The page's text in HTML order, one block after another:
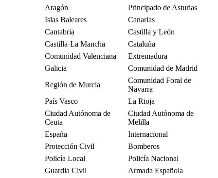
Aragón
Principado de Asturias
Islas Baleares
Canarias
Cantabria
Castilla y León
Castilla-La Mancha
Cataluña
Comunidad Valenciana
Extremadura
Galicia
Comunidad de Madrid
Región de Murcia
Comunidad Foral de
Navarra
País Vasco
La Rioja
Ciudad Autónoma de
Ceuta
Ciudad Autónoma de
Melilla
España
Internacional
Protección Civil
Bomberos
Policía Local
Policía Nacional
Guardia Civil
Armada Española